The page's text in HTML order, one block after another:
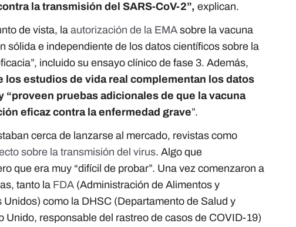
la transmisión del SARS-CoV-2”,explican.
de vista, la autorización de la EMA sobre la vacuna
sólida e independiente de los datos científicos sobre la
incluido su ensayo clínico de fase 3. Además,
los estudios de vida real complementan los datos
“proveen pruebas adicionales de que la vacuna
eficaz contra la enfermedad grave”.
cerca de lanzarse al mercado, revistas como
sobre la transmisión del virus. Algo que
que era muy “difícil de probar”. Una vez comenzaron a
tanto la FDA (Administración de Alimentos y
como la DHSC (Departamento de Salud y
Unido, responsable del rastreo de casos de COVID-19)